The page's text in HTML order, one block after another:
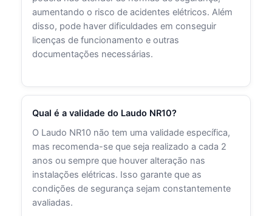
aumentando o risco de acidentes elétricos. Além
disso, pode haver dificuldades em conseguir
licenças de funcionamento e outras
documentações necessárias.
Qual é a validade do Laudo NR10?
O Laudo NR10 não tem uma validade específica,
mas recomenda-se que seja realizado a cada 2
anos ou sempre que houver alteração nas
instalações elétricas. Isso garante que as
condições de segurança sejam constantemente
avaliadas.